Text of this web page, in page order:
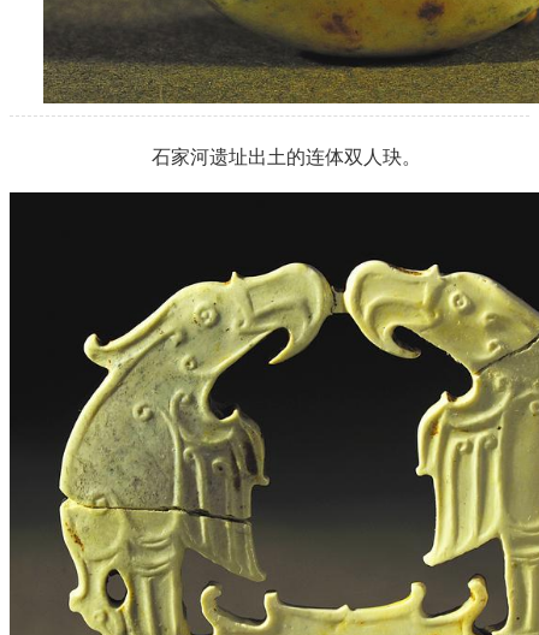
石家河遗址出土的连体双人玦。